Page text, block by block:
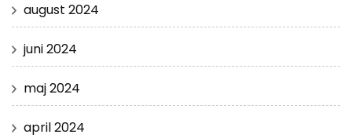
august 2024
juni 2024
maj 2024
april 2024